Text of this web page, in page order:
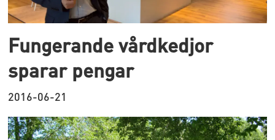
Fungerande vårdkedjor
sparar pengar
2016-06-21